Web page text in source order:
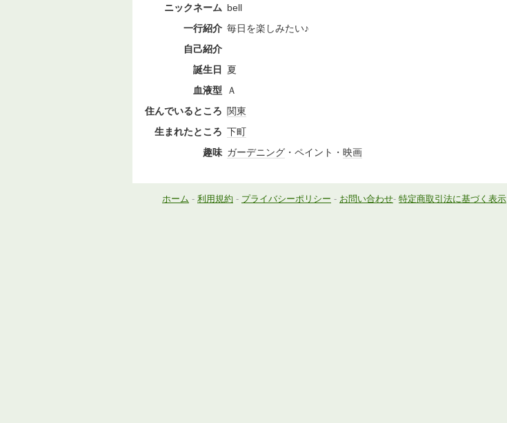
ニックネーム bell
一行紹介 毎日を楽しみたい♪
自己紹介
誕生日
夏
血液型
Ａ
住んでいるところ 関東
生まれたところ 下町
趣味 ガーデニング ・ペイント・ 映画
ホーム - 利用規約 - プライバシーポリシー - お問い合わせ- 特定商取引法に基づく表示